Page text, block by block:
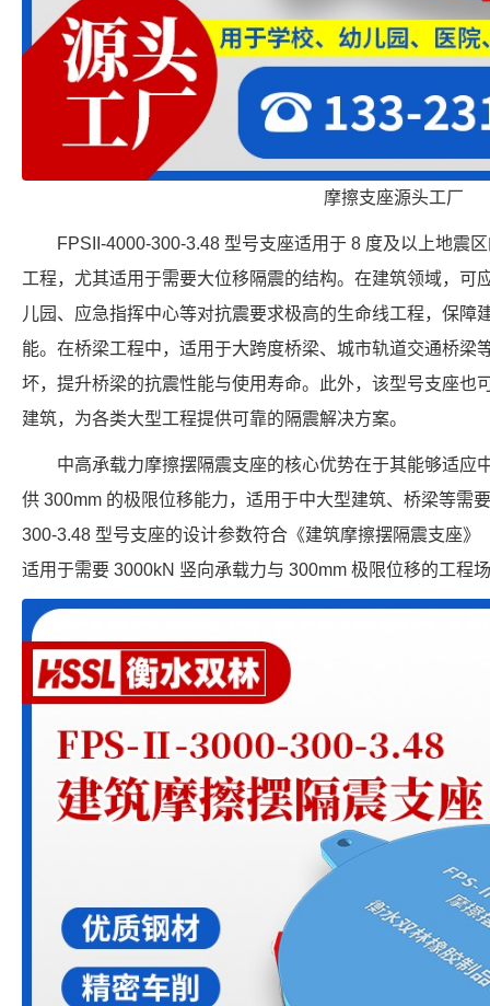
摩擦支座源头工厂
FPSII-4000-300-3.48 型号支座适用于 8 度及以上地震
工程，尤其适用于需要大位移隔震的结构。在建筑领域，可
儿园、应急指挥中心等对抗震要求极高的生命线工程，保障
能。在桥梁工程中，适用于大跨度桥梁、城市轨道交通桥梁
坏，提升桥梁的抗震性能与使用寿命。此外，该型号支座也
建筑，为各类大型工程提供可靠的隔震解决方案。
中高承载力摩擦摆隔震支座的核心优势在于其能够适应
供 300mm 的极限位移能力，适用于中大型建筑、桥梁等需
300-3.48 型号支座的设计参数符合《建筑摩擦摆隔震支座》
适用于需要 3000kN 竖向承载力与 300mm 极限位移的工程